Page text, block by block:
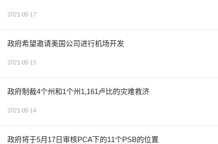
2021-09-17
政府希望邀请美国公司进行机场开发
2021-09-15
政府制裁4个州和1个州1,161卢比的灾难救济
2021-09-14
政府将于5月17日审核PCA下的11个PSB的位置